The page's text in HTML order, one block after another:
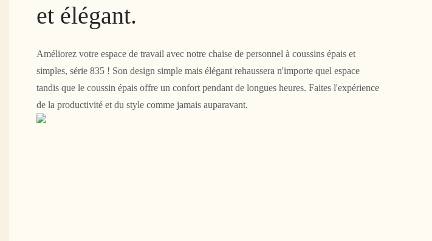
et élégant.
Améliorez votre espace de travail avec notre chaise de personnel à coussins épais et
simples, série 835 ! Son design simple mais élégant rehaussera n'importe quel espace
tandis que le coussin épais offre un confort pendant de longues heures. Faites l'expérience
de la productivité et du style comme jamais auparavant.